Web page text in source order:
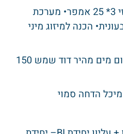
• לוח חשמל תלת פאזי 3* 25 אמפר• מערכת
הכנה למיזוג מיני
• הכנה ליונקרס לחימום מים מהיר דוד שמש 150
הדחה סמוי